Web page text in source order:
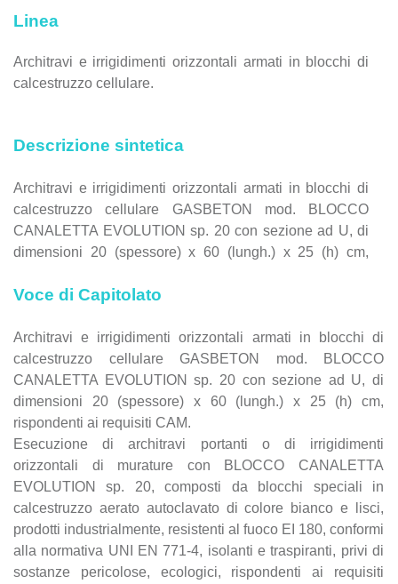
Linea
Architravi e irrigidimenti orizzontali armati in blocchi di
calcestruzzo cellulare.
Descrizione sintetica
Architravi e irrigidimenti orizzontali armati in blocchi di
calcestruzzo cellulare GASBETON mod. BLOCCO
CANALETTA EVOLUTION sp. 20 con sezione ad U, di
dimensioni 20 (spessore) x 60 (lungh.) x 25 (h) cm,
Voce di Capitolato
Architravi e irrigidimenti orizzontali armati in blocchi di
calcestruzzo cellulare GASBETON mod. BLOCCO
CANALETTA EVOLUTION sp. 20 con sezione ad U, di
dimensioni 20 (spessore) x 60 (lungh.) x 25 (h) cm,
rispondenti ai requisiti CAM.
Esecuzione di architravi portanti o di irrigidimenti
orizzontali di murature con BLOCCO CANALETTA
EVOLUTION sp. 20, composti da blocchi speciali in
calcestruzzo aerato autoclavato di colore bianco e lisci,
prodotti industrialmente, resistenti al fuoco EI 180, conformi
alla normativa UNI EN 771-4, isolanti e traspiranti, privi di
sostanze pericolose, ecologici, rispondenti ai requisiti